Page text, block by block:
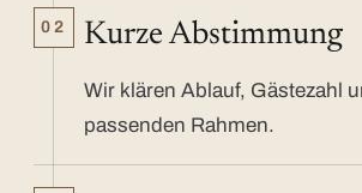
02 Kurze Abstimmung
Wir klären Ablauf, Gästezahl
passenden Rahmen.